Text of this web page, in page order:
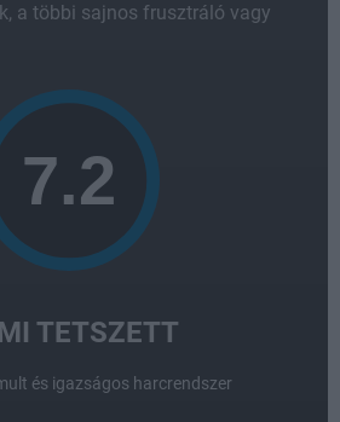
a többi sajnos frusztráló vagy
TETSZETT
és igazságos harcrendszer